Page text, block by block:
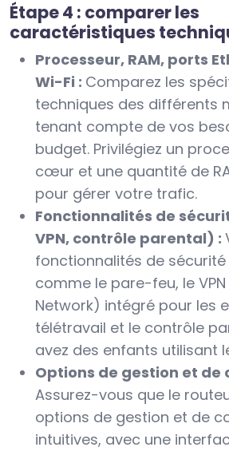
Étape 4 : comparer les
caractéristiques
Processeur, RAM, ports
Wi-Fi : Comparez les
techniques des différents
tenant compte de vos
budget. Privilégiez un
cœur et une quantité de
pour gérer votre trafic.
Fonctionnalités de
VPN, contrôle parental) :
fonctionnalités de
comme le pare-feu, le
Network) intégré pour les
télétravail et le contrôle
avez des enfants utilisant
Options de gestion et de
Assurez-vous que le
options de gestion et de
intuitives, avec une